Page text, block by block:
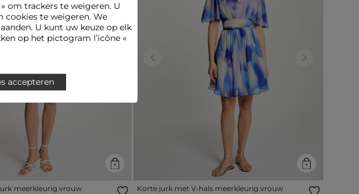
meerkleurig vrouw
Previous Next
Korte jurk met V-hals meerkleurig vrouw
» om trackers te weigeren. U
cookies te weigeren. We
U kunt uw keuze op elk
op het pictogram l’icône «
accepteren